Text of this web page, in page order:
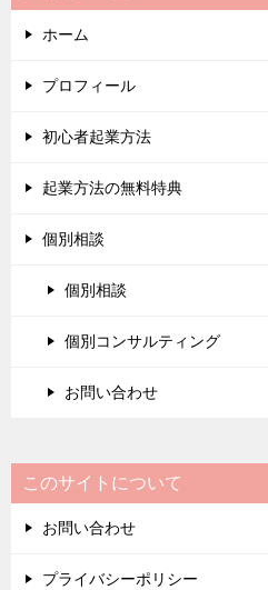
ホーム
プロフィール
初心者起業方法
起業方法の無料特典
個別相談
個別相談
個別コンサルティング
お問い合わせ
このサイトについて
お問い合わせ
プライバシーポリシー